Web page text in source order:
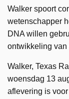
Walker spoort
wetenschapper
DNA willen
ontwikkeling van
Walker, Texas
woensdag 13
aflevering is